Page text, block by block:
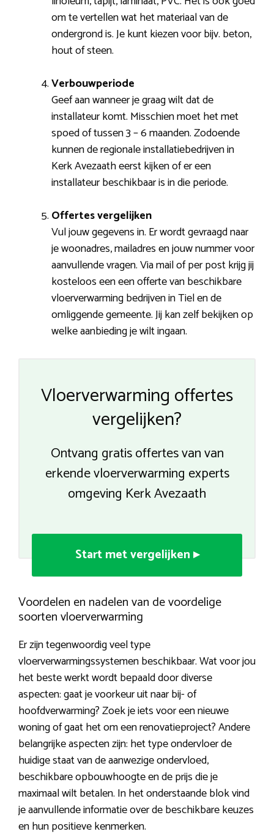
om te vertellen wat het materiaal van de
ondergrond is. Je kunt kiezen voor bijv. beton,
hout of steen.
Verbouwperiode
Geef aan wanneer je graag wilt dat de
installateur komt. Misschien moet het met
spoed of tussen 3 – 6 maanden. Zodoende
kunnen de regionale installatiebedrijven in
Kerk Avezaath eerst kijken of er een
installateur beschikbaar is in die periode.
Offertes vergelijken
Vul jouw gegevens in. Er wordt gevraagd naar
je woonadres, mailadres en jouw nummer voor
aanvullende vragen. Via mail of per post krijg jij
kosteloos een een offerte van beschikbare
vloerverwarming bedrijven in Tiel en de
omliggende gemeente. Jij kan zelf bekijken op
welke aanbieding je wilt ingaan.
Vloerverwarming offertes
vergelijken?
Ontvang gratis offertes van van
erkende vloerverwarming experts
omgeving Kerk Avezaath
Start met vergelijken ▸
Voordelen en nadelen van de voordelige
soorten vloerverwarming
Er zijn tegenwoordig veel type
vloerverwarmingssystemen beschikbaar. Wat voor jou
het beste werkt wordt bepaald door diverse
aspecten: gaat je voorkeur uit naar bij- of
hoofdverwarming? Zoek je iets voor een nieuwe
woning of gaat het om een renovatieproject? Andere
belangrijke aspecten zijn: het type ondervloer de
huidige staat van de aanwezige ondervloed,
beschikbare opbouwhoogte en de prijs die je
maximaal wilt betalen. In het onderstaande blok vind
je aanvullende informatie over de beschikbare keuzes
en hun positieve kenmerken.